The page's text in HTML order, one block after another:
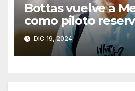
Bottas vuelve a
como piloto
DIC 19, 2024